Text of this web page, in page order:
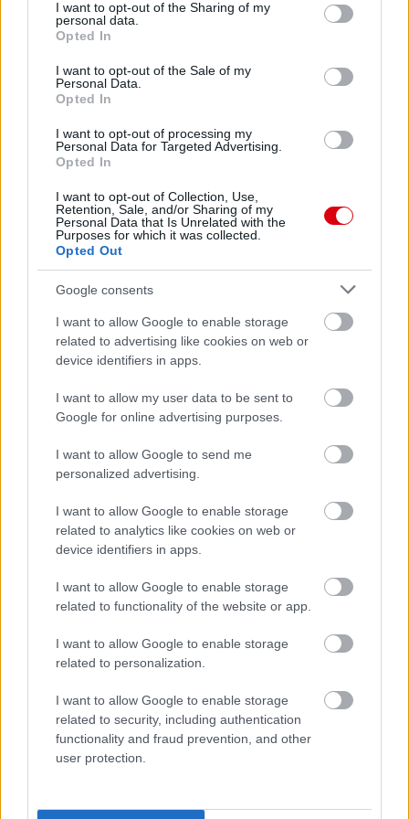
not limited to your visit or usage behaviour. You may click to
grant or deny consent to Google and its third-party tags to
use your data for below specified purposes in below Google
consent section.
I want to opt-out of the Sharing of my
personal data.
Opted In
I want to opt-out of the Sale of my
Personal Data.
Opted In
I want to opt-out of processing my
Personal Data for Targeted Advertising.
Opted In
I want to opt-out of Collection, Use,
Retention, Sale, and/or Sharing of my
Personal Data that Is Unrelated with the
Purposes for which it was collected.
Opted Out
Google consents
I want to allow Google to enable storage
related to advertising like cookies on web or
device identifiers in apps.
I want to allow my user data to be sent to
Google for online advertising purposes.
I want to allow Google to send me
personalized advertising.
I want to allow Google to enable storage
related to analytics like cookies on web or
device identifiers in apps.
I want to allow Google to enable storage
related to functionality of the website or app.
I want to allow Google to enable storage
related to personalization.
I want to allow Google to enable storage
related to security, including authentication
functionality and fraud prevention, and other
user protection.
Meccs Center
Paris Saint-Germain
Manchester United
Felkészülési szezon 4. mérkőzés
2026-08-08 17:00
Manchester United
AC MilanvsManchester United2026-08-15 18:00
ELŐZŐ MÉRKŐZÉSEK